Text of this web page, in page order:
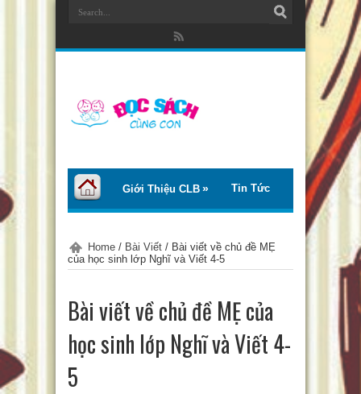
Giới Thiệu CLB Tin Tức
Tư Vấn – Chia Sẻ Thơ – Truyện
Chào Tiếng Việt
Trại Hè Thanh Thiếu Nhi EcoCamp
Home / Bài Viết / Bài viết về chủ đề MẸ
của học sinh lớp Nghĩ và Viết 4-5
Bài viết về chủ đề MẸ của
học sinh lớp Nghĩ và Viết 4-
5